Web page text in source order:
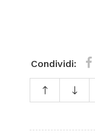
Condividi: